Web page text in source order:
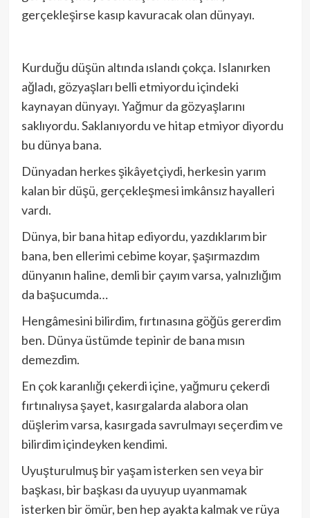
gerçekleşirse kasıp kavuracak olan dünyayı.
Kurduğu düşün altında ıslandı çokça. Islanırken
ağladı, gözyaşları belli etmiyordu içindeki
kaynayan dünyayı. Yağmur da gözyaşlarını
saklıyordu. Saklanıyordu ve hitap etmiyor diyordu
bu dünya bana.
Dünyadan herkes şikâyetçiydi, herkesin yarım
kalan bir düşü, gerçekleşmesi imkânsız hayalleri
vardı.
Dünya, bir bana hitap ediyordu, yazdıklarım bir
bana, ben ellerimi cebime koyar, şaşırmazdım
dünyanın haline, demli bir çayım varsa, yalnızlığım
da başucumda…
Hengâmesini bilirdim, fırtınasına göğüs gererdim
ben. Dünya üstümde tepinir de bana mısın
demezdim.
En çok karanlığı çekerdi içine, yağmuru çekerdi
fırtınalıysa şayet, kasırgalarda alabora olan
düşlerim varsa, kasırgada savrulmayı seçerdim ve
bilirdim içindeyken kendimi.
Uyuşturulmuş bir yaşam isterken sen veya bir
başkası, bir başkası da uyuyup uyanmamak
isterken bir ömür, ben hep ayakta kalmak ve rüya